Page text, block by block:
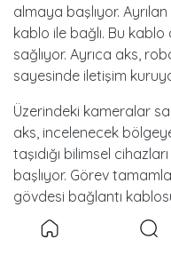
almaya başlıyor.
kablo ile bağlı. Bu
sağlıyor. Ayrıca aks,
sayesinde iletişim
Üzerindeki kameralar
aks, incelenecek
taşıdığı bilimsel
başlıyor. Görev
gövdesi bağlantı
dönmesini ve yeniden